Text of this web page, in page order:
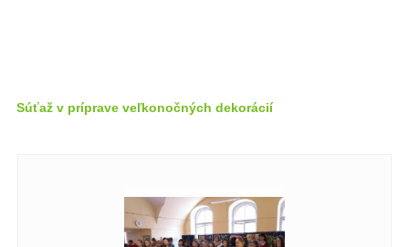
Súťaž v príprave veľkonočných dekorácií